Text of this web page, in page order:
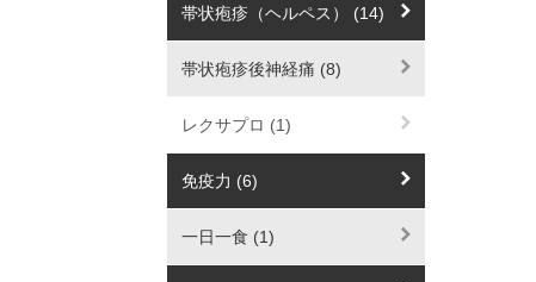
帯状疱疹（ヘルペス） (14)
帯状疱疹後神経痛 (8)
レクサプロ (1)
免疫力 (6)
一日一食 (1)